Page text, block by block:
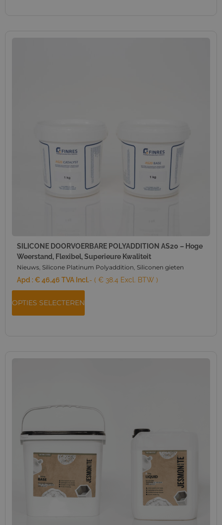
SILICONE DOORVOERBARE POLYADDITION AS20 – Hoge
Weerstand, Flexibel, Superieure Kwaliteit
Nieuws, Silicone Platinum Polyaddition, Siliconen gieten
Apd :€46,46 TVA Incl.- ( € 38.4 Excl. BTW )
OPTIES SELECTEREN